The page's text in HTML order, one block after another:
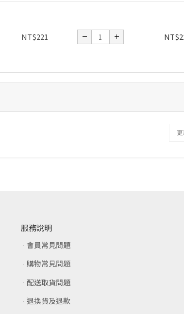
NT$221 NT$
服務說明
會員常見問題
購物常見問題
配送取貨問題
退換貨及退款